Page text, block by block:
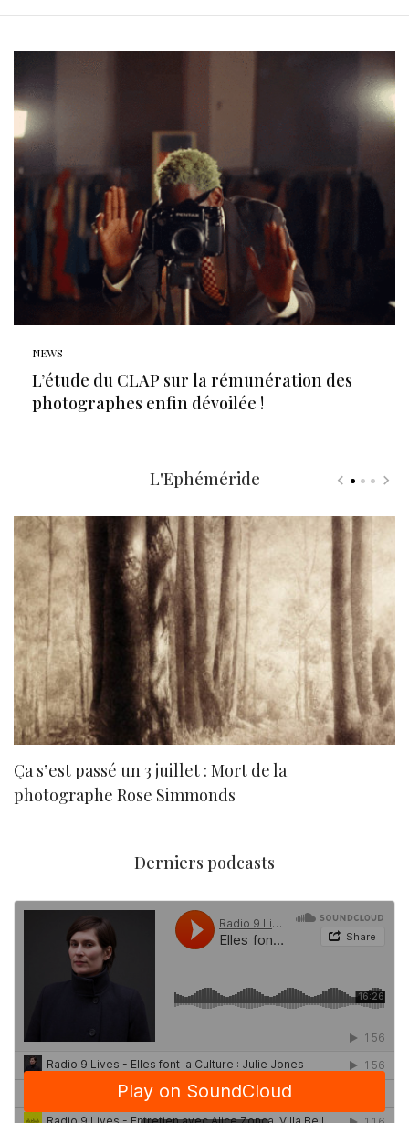
NEWS
L’étude du CLAP sur la rémunération des
photographes enfin dévoilée !
L'Ephéméride
Ça s’est passé un 3 juillet : Mort de la
photographe Rose Simmonds
Derniers podcasts